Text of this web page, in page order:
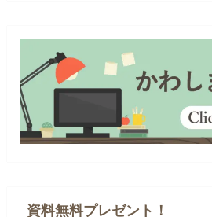
資料無料プレゼント！